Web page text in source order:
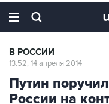
В РОССИИ
13:52, 14 апреля 2014
Путин
России на